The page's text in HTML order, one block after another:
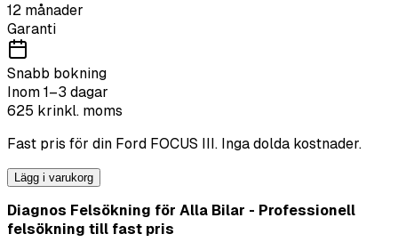
12 månader
Garanti
Snabb bokning
Inom 1–3 dagar
625 krinkl. moms
Fast pris för din Ford FOCUS III. Inga dolda kostnader.
Lägg i varukorg
Diagnos Felsökning för Alla Bilar - Professionell
felsökning till fast pris